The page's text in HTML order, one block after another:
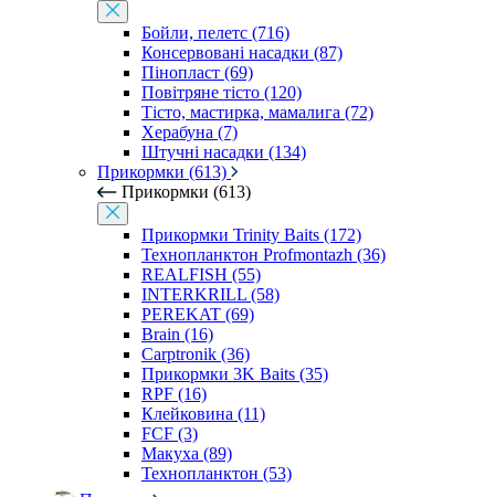
Бойли, пелетс (716)
Консервовані насадки (87)
Пінопласт (69)
Повітряне тісто (120)
Тісто, мастирка, мамалига (72)
Херабуна (7)
Штучні насадки (134)
Прикормки (613)
Прикормки (613)
Прикормки Trinity Baits (172)
Технопланктон Profmontazh (36)
REALFISH (55)
INTERKRILL (58)
PEREKAT (69)
Brain (16)
Carptronik (36)
Прикормки 3K Baits (35)
RPF (16)
Клейковина (11)
FCF (3)
Макуха (89)
Технопланктон (53)